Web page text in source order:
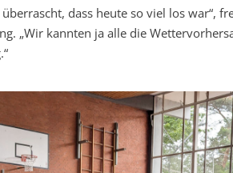
dass heute so viel los war“,
„Wir kannten ja alle die